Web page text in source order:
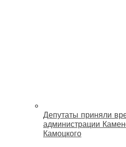
Депутаты приняли
администрации
Камоцкого